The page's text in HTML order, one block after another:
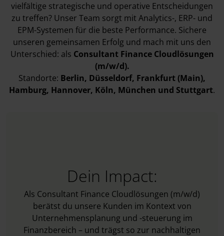
vielfältige strategische und operative Entscheidungen
zu treffen? Unser Team sorgt mit Analytics-, ERP- und
EPM-Systemen für die beste Performance. Sichere
unseren gemeinsamen Erfolg und mach mit uns den
Unterschied: als Consultant Finance Cloudlösungen
(m/w/d).
Standorte: Berlin, Düsseldorf, Frankfurt (Main),
Hamburg, Hannover, Köln, München und Stuttgart.
Dein Impact:
Als Consultant Finance Cloudlösungen (m/w/d)
berätst du unsere Kunden im Kontext von
Unternehmensplanung und -steuerung im
Finanzbereich – und trägst so zur nachhaltigen